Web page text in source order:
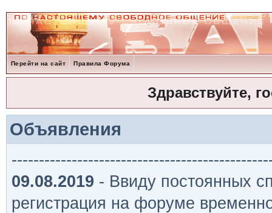
Перейти на сайт Правила Форума
Здравствуйте,
Объявления
09.08.2019 - Ввиду постоянных
регистрация на форуме